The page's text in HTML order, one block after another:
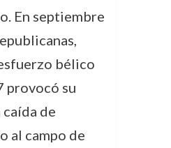
En septiembre
bélico
provocó su
de
al campo de